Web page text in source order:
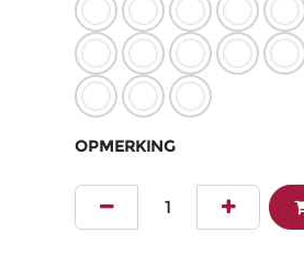
OPMERKING